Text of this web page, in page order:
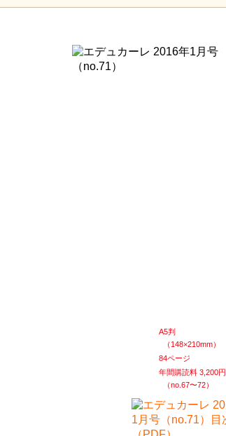
A5判
（148×210mm）
84ページ
年間購読料 3,200円
（no.67〜72）